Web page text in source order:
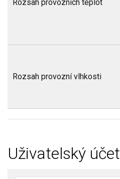
Rozsah provozních teplot
Rozsah provozní vlhkosti
Uživatelský účet